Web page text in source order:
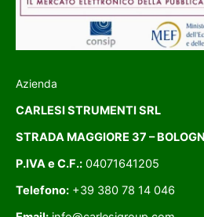
Azienda
CARLESI STRUMENTI SRL
STRADA MAGGIORE 37 –
P.IVA e C.F.: 04071641205
Telefono: +39 380 78 14 046